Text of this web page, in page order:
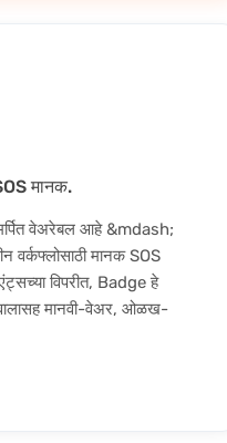
मानक.
वेअरेबल आहे &mdash;
मानक SOS
विपरीत, Badge हे
मानवी-वेअर, ओळख-